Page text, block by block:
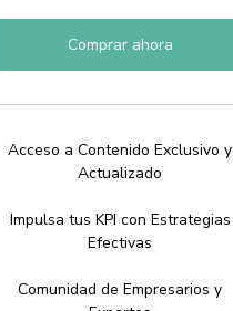
Comprar ahora
Acceso a Contenido Exclusivo y
Actualizado
Impulsa tus KPI con Estrategias
Efectivas
Comunidad de Empresarios y